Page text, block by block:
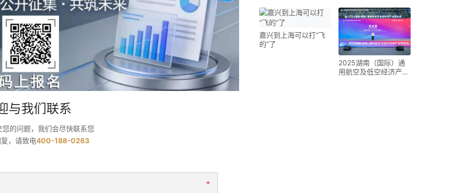
与我们联系
您的问题，我们会尽快联系您
，请致电400-188-0263
*
施建设的战略机遇期
嘉兴到上海可以打“飞
的”了
2025湖南（国际）通
用航空及低空经济产业